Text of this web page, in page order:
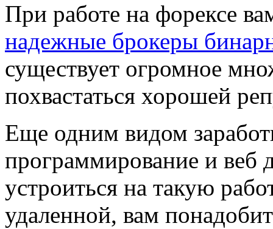
При работе на форексе
надежные брокеры
существует огромное
похвастаться хорошей
Еще одним видом
программирование и веб
устроиться на такую
удаленной, вам